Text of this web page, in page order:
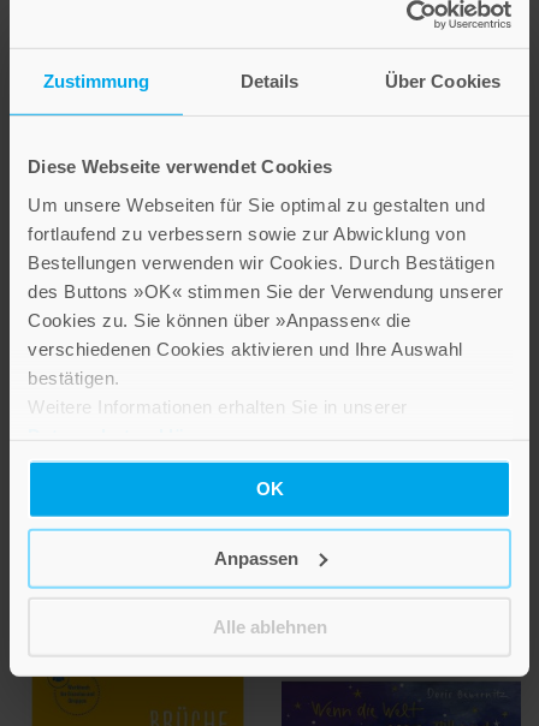
Zustimmung Details Über Cookies
Diese Webseite verwendet Cookies
Um unsere Webseiten für Sie optimal zu gestalten und
fortlaufend zu verbessern sowie zur Abwicklung von
Bestellungen verwenden wir Cookies. Durch Bestätigen
des Buttons »OK« stimmen Sie der Verwendung unserer
Cookies zu. Sie können über »Anpassen« die
verschiedenen Cookies aktivieren und Ihre Auswahl
bestätigen.
Weitere Informationen erhalten Sie in unserer
OK
Anpassen
Alle ablehnen
Tore S. Nyberg
Horst Fuhrmann
Die Kirche in
Skandinavien
Mitteleuropäischer und
englischer Einfluß im 11. und
12. Jahrhundert. Anfänge der
Domkapitel Børglum und
Band 10
Friedrich Lotter
Die Konzeption des
Wendenkreuzzugs
Ideengeschichtliche,
kirchenrechtliche und
historisch-politische
Missionierung von Elb- und
19,43 €